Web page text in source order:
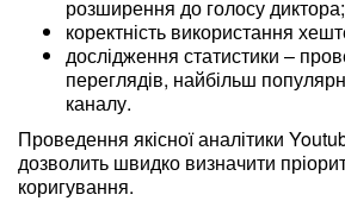
розширення до голосу диктора;
коректність використання
дослідження статистики –
переглядів, найбільш
каналу.
Проведення якісної аналітики
дозволить швидко визначити
коригування.